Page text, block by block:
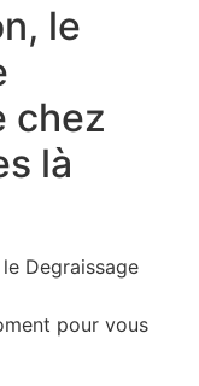
le
chez
là
Degraissage
pour vous